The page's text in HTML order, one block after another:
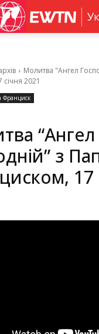
Молитва "Ангел
2021
Франциск
“Ангел
з
17